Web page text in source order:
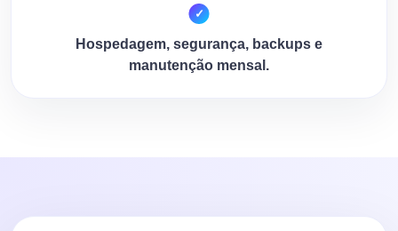
Hospedagem, segurança, backups e
manutenção mensal.